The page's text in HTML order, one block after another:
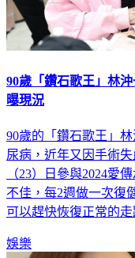
90歲「鑽石歌王」林
曝現況
90歲的「鑽石歌王」
尿病，近年又因手術
（23）日參與2024愛
不佳，每2週做一次復
可以趕快恢復正常的走
娛樂